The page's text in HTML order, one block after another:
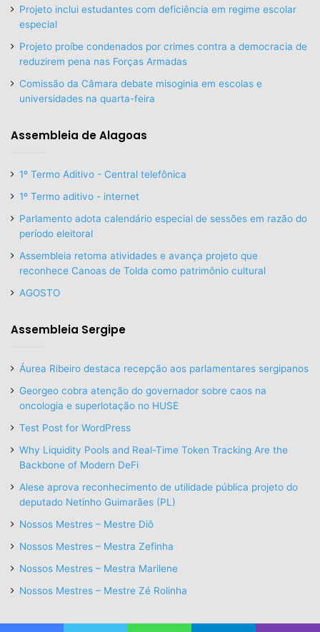
Projeto inclui estudantes com deficiência em regime escolar
especial
Projeto proíbe condenados por crimes contra a democracia de
reduzirem pena nas Forças Armadas
Comissão da Câmara debate misoginia em escolas e
universidades na quarta-feira
Assembleia de Alagoas
1º Termo Aditivo - Central telefônica
1º Termo aditivo - internet
Parlamento adota calendário especial de sessões em razão do
período eleitoral
Assembleia retoma atividades e avança projeto que
reconhece Canoas de Tolda como patrimônio cultural
AGOSTO
Assembleia Sergipe
Áurea Ribeiro destaca recepção aos parlamentares sergipanos
Georgeo cobra atenção do governador sobre caos na
oncologia e superlotação no HUSE
Test Post for WordPress
Why Liquidity Pools and Real-Time Token Tracking Are the
Backbone of Modern DeFi
Alese aprova reconhecimento de utilidade pública projeto do
deputado Netinho Guimarães (PL)
Nossos Mestres – Mestre Diô
Nossos Mestres – Mestra Zefinha
Nossos Mestres – Mestra Marilene
Nossos Mestres – Mestre Zé Rolinha